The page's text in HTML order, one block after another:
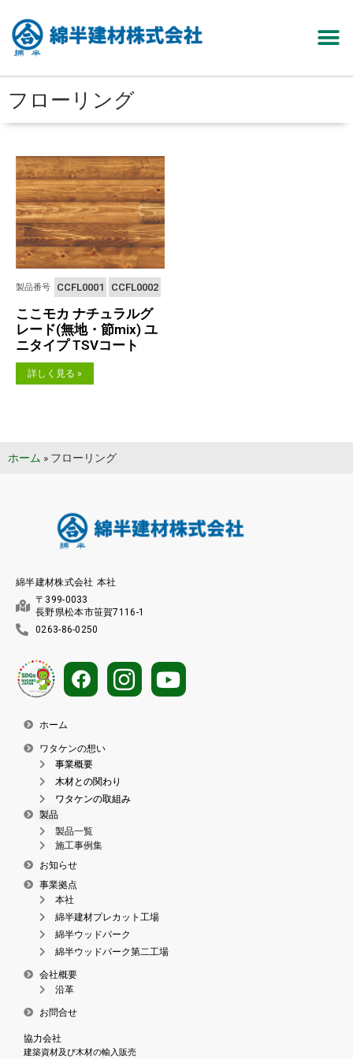
フローリング
製品番号 CCFL0001 CCFL0002
ここモカ ナチュラルグ
レード(無地・節mix) ユ
ニタイプ TSVコート
詳しく見る »
ホーム » フローリング
綿半建材株式会社 本社
〒399-0033
長野県松本市笹賀7116-1
0263-86-0250
ホーム
ワタケンの想い
事業概要
木材との関わり
ワタケンの取組み
製品
製品一覧
施工事例集
お知らせ
事業拠点
本社
綿半建材プレカット工場
綿半ウッドパーク
綿半ウッドパーク第二工場
会社概要
沿革
お問合せ
協力会社
建築資材及び木材の輸入販売